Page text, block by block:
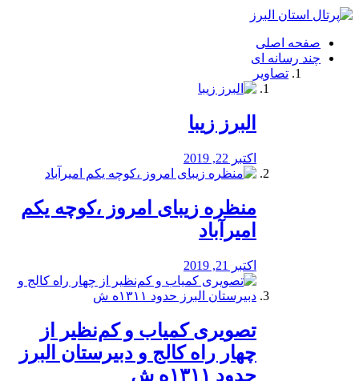
فصد
شرق
تهران
خشکشویی
صفحه اصلی
چند رسانه ای
تصاویر
البرز زیبا
اکتبر 22, 2019
منظره‌‌ زیبای امروز ،کوچه یکم
امیرآباد
اکتبر 21, 2019
️تصویری کمیاب و کم‌نظیر از
چهار راه كالج و دبيرستان البرز
حدود ۱۳۱۱ه ش